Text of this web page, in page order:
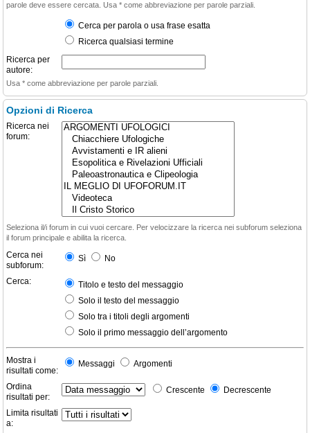
parole deve essere cercata. Usa * come abbreviazione per parole parziali.
Cerca per parola o usa frase esatta
Ricerca qualsiasi termine
Ricerca per
autore:
Usa * come abbreviazione per parole parziali.
Opzioni di Ricerca
Ricerca nei
forum:
Seleziona il/i forum in cui vuoi cercare. Per velocizzare la ricerca nei subforum seleziona
il forum principale e abilita la ricerca.
Cerca nei
subforum:
Sì No
Cerca:
Titolo e testo del messaggio
Solo il testo del messaggio
Solo tra i titoli degli argomenti
Solo il primo messaggio dell’argomento
Mostra i
risultati come:
Messaggi Argomenti
Ordina
risultati per:
Crescente Decrescente
Limita risultati
a: